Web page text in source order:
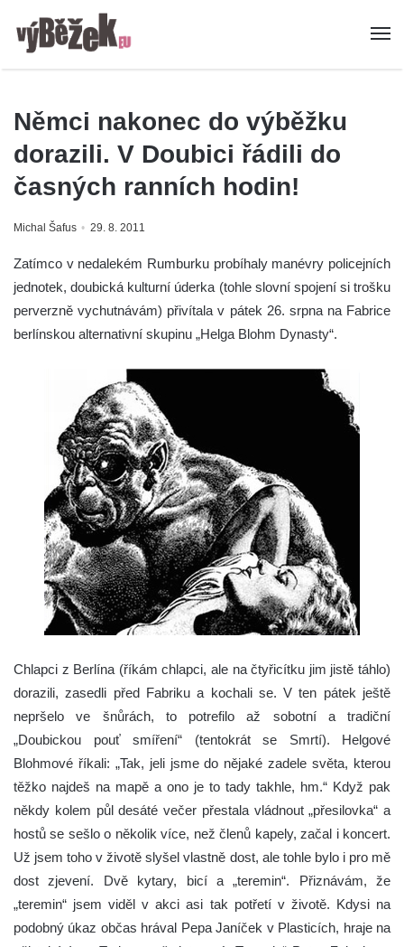
Němci nakonec do výběžku
dorazili. V Doubici řádili do
časných ranních hodin!
Michal Šafus 29. 8. 2011
Zatímco v nedalekém Rumburku probíhaly manévry policejních
jednotek, doubická kulturní úderka (tohle slovní spojení si trošku
perverzně vychutnávám) přivítala v pátek 26. srpna na Fabrice
berlínskou alternativní skupinu „Helga Blohm Dynasty“.
Chlapci z Berlína (říkám chlapci, ale na čtyřicítku jim jistě táhlo)
dorazili, zasedli před Fabriku a kochali se. V ten pátek ještě
nepršelo ve šnůrách, to potrefilo až sobotní a tradiční
„Doubickou pouť smíření“ (tentokrát se Smrtí). Helgové
Blohmové říkali: „Tak, jeli jsme do nějaké zadele světa, kterou
těžko najdeš na mapě a ono je to tady takhle, hm.“ Když pak
někdy kolem půl desáté večer přestala vládnout „přesilovka“ a
hostů se sešlo o několik více, než členů kapely, začal i koncert.
Už jsem toho v životě slyšel vlastně dost, ale tohle bylo i pro mě
dost zjevení. Dvě kytary, bicí a „teremin“. Přiznávám, že
„teremin“ jsem viděl v akci asi tak potřetí v životě. Kdysi na
podobný úkaz občas hrával Pepa Janíček v Plasticích, hraje na